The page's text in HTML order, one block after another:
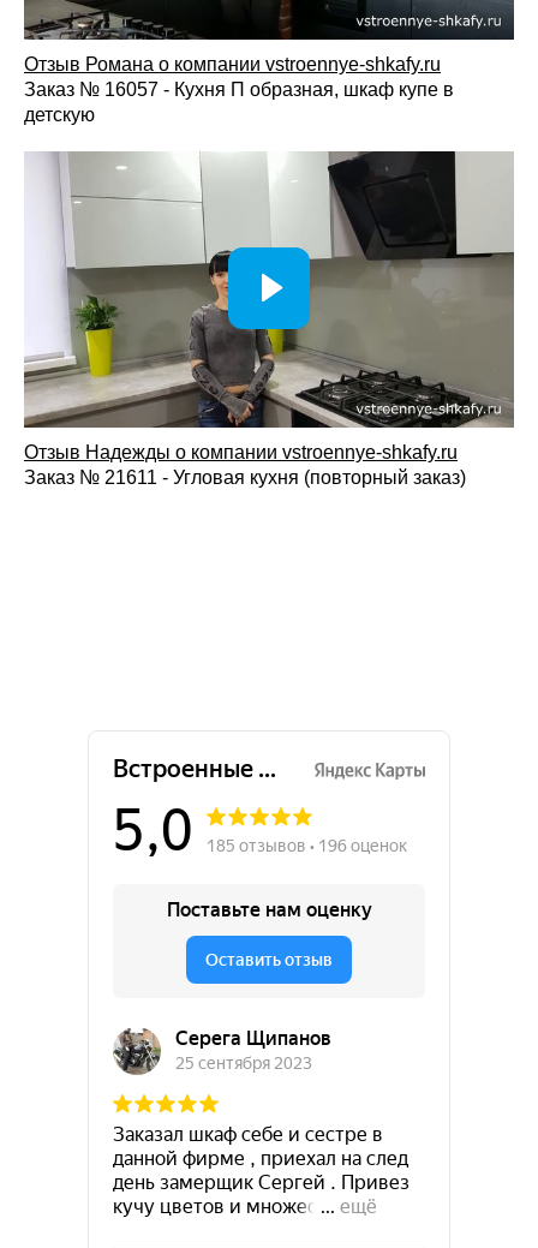
Отзыв Романа о компании vstroennye-shkafy.ru
Заказ № 16057 - Кухня П образная, шкаф купе в
детскую
Отзыв Надежды о компании vstroennye-shkafy.ru
Заказ № 21611 - Угловая кухня (повторный заказ)